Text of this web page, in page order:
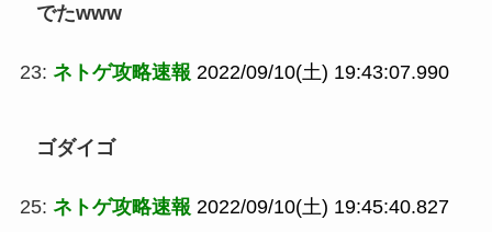
でたwww
23: ネトゲ攻略速報 2022/09/10(土) 19:43:07.990
ゴダイゴ
25: ネトゲ攻略速報 2022/09/10(土) 19:45:40.827